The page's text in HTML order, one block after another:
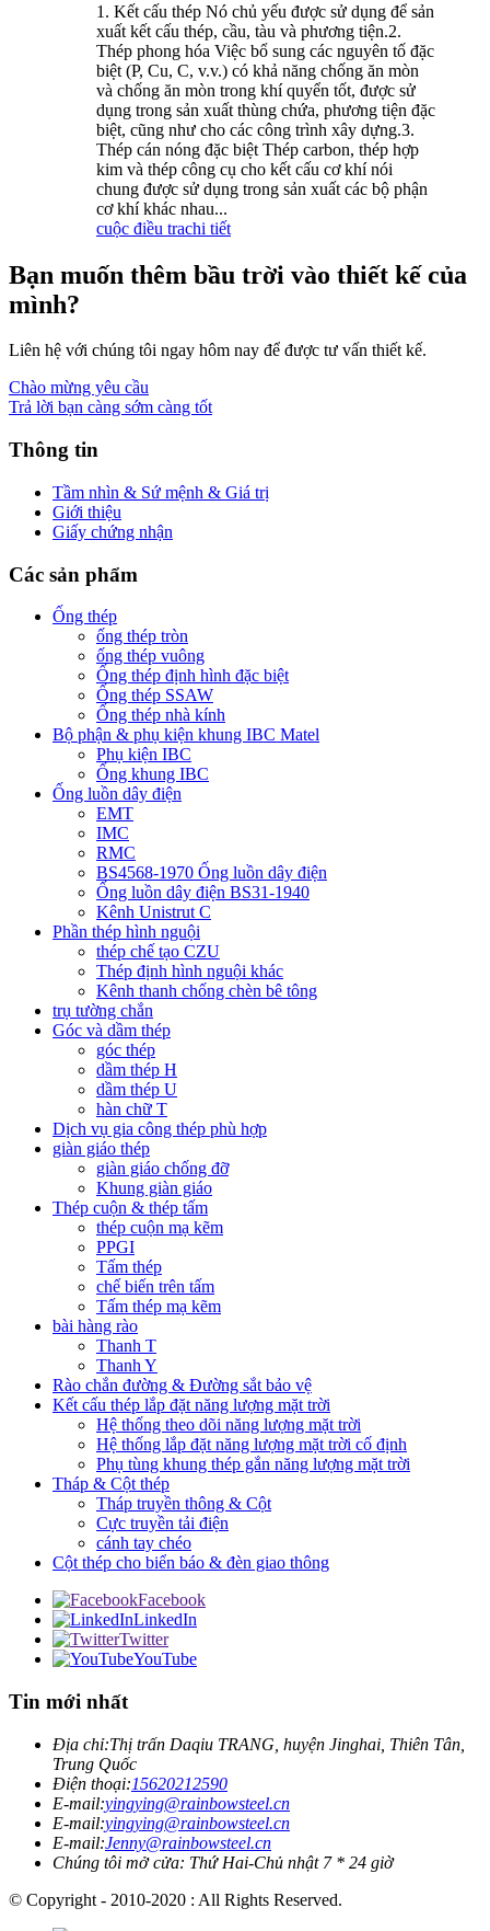
1. Kết cấu thép Nó chủ yếu được sử dụng để sản
xuất kết cấu thép, cầu, tàu và phương tiện.2.
Thép phong hóa Việc bổ sung các nguyên tố đặc
biệt (P, Cu, C, v.v.) có khả năng chống ăn mòn
và chống ăn mòn trong khí quyển tốt, được sử
dụng trong sản xuất thùng chứa, phương tiện đặc
biệt, cũng như cho các công trình xây dựng.3.
Thép cán nóng đặc biệt Thép carbon, thép hợp
kim và thép công cụ cho kết cấu cơ khí nói
chung được sử dụng trong sản xuất các bộ phận
cơ khí khác nhau...
cuộc điều trachi tiết
Bạn muốn thêm bầu trời vào thiết kế của
mình?
Liên hệ với chúng tôi ngay hôm nay để được tư vấn thiết kế.
Chào mừng yêu cầu
Trả lời bạn càng sớm càng tốt
Thông tin
Tầm nhìn & Sứ mệnh & Giá trị
Giới thiệu
Giấy chứng nhận
Các sản phẩm
Ống thép
ống thép tròn
ống thép vuông
Ống thép định hình đặc biệt
Ống thép SSAW
Ống thép nhà kính
Bộ phận & phụ kiện khung IBC Matel
Phụ kiện IBC
Ống khung IBC
Ống luồn dây điện
EMT
IMC
RMC
BS4568-1970 Ống luồn dây điện
Ống luồn dây điện BS31-1940
Kênh Unistrut C
Phần thép hình nguội
thép chế tạo CZU
Thép định hình nguội khác
Kênh thanh chống chèn bê tông
trụ tường chắn
Góc và dầm thép
góc thép
dầm thép H
dầm thép U
hàn chữ T
Dịch vụ gia công thép phù hợp
giàn giáo thép
giàn giáo chống đỡ
Khung giàn giáo
Thép cuộn & thép tấm
thép cuộn mạ kẽm
PPGI
Tấm thép
chế biến trên tấm
Tấm thép mạ kẽm
bài hàng rào
Thanh T
Thanh Y
Rào chắn đường & Đường sắt bảo vệ
Kết cấu thép lắp đặt năng lượng mặt trời
Hệ thống theo dõi năng lượng mặt trời
Hệ thống lắp đặt năng lượng mặt trời cố định
Phụ tùng khung thép gắn năng lượng mặt trời
Tháp & Cột thép
Tháp truyền thông & Cột
Cực truyền tải điện
cánh tay chéo
Cột thép cho biển báo & đèn giao thông
Facebook
LinkedIn
Twitter
YouTube
Tin mới nhất
Địa chỉ:Thị trấn Daqiu TRANG, huyện Jinghai, Thiên Tân,
Trung Quốc
Điện thoại:15620212590
E-mail:yingying@rainbowsteel.cn
E-mail:yingying@rainbowsteel.cn
E-mail:Jenny@rainbowsteel.cn
Chúng tôi mở cửa: Thứ Hai-Chủ nhật 7 * 24 giờ
© Copyright - 2010-2020 : All Rights Reserved.